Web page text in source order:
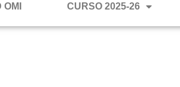
CURSO 2025-26